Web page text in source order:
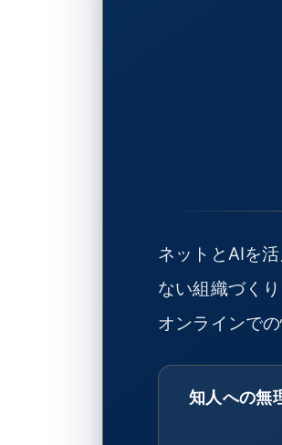
ネットとAIを
ない組織づく
オンラインで
知人への無